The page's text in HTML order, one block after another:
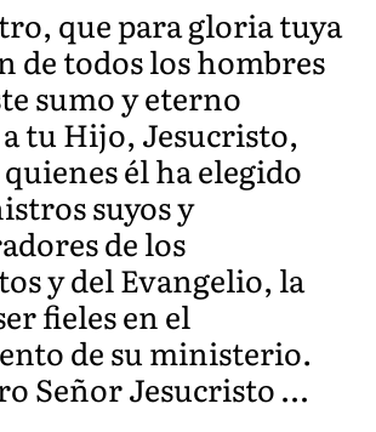
que para gloria tuya
de todos los hombres
sumo y eterno
tu Hijo, Jesucristo,
él ha elegido
suyos y
de los
y del Evangelio, la
fieles en el
de su ministerio.
Señor Jesucristo …